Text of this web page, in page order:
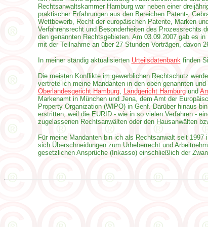
Rechtsanwaltskammer Hamburg war neben einer
praktischer Erfahrungen aus den Bereichen Patent-,
Wettbewerb, Recht der europäischen Patente, Marken
Verfahrensrecht und Besonderheiten des Prozessrechts
den genannten Rechtsgebieten. Am 03.09.2007 gab es
mit der Teilnahme an über 27 Stunden Vorträgen, davon
In meiner ständig aktualisierten Urteilsdatenbankfinden
Die meisten Konflikte im gewerblichen Rechtschutz
vertrete ich meine Mandanten in den oben genannten
Oberlandesgericht Hamburg, Landgericht Hamburgund
Markenamt in München und Jena, dem Amt der
Property Organization (WIPO) in Genf. Darüber hinaus
erstritten, weil die EURID - wie in so vielen Verfahren -
zugelassenen Rechtsanwälten oder den Hausanwälten
Für meine Mandanten bin ich als Rechtsanwalt seit
sich Überschneidungen zum Urheberrecht und
gesetzlichen Ansprüche (Inkasso) einschließlich der